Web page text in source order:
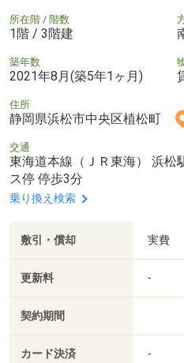
所在階 / 階数
1階 / 3階建
築年数
2021年8月(築5年1ヶ月)
住所
静岡県浜松市中央区植松町
交通
東海道本線（ＪＲ東海） 浜
ス停 停歩3分
乗り換え検索
敷引・償却 実費
更新料 -
契約期間
カード決済 -